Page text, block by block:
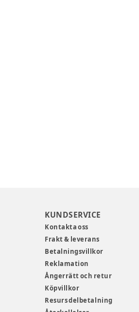
KUNDSERVICE
Kontakta oss
Frakt & leverans
Betalningsvillkor
Reklamation
Ångerrätt och retur
Köpvillkor
Resurs delbetalning